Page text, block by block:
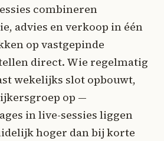
combineren
advies en verkoop in één
op vastgepinde
direct. Wie regelmatig
wekelijks slot opbouwt,
op —
in live-sessies liggen
hoger dan bij korte